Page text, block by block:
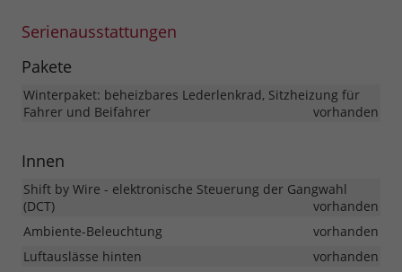
Serienausstattungen
Pakete
Winterpaket: beheizbares Lederlenkrad, Sitzheizung für
Fahrer und Beifahrer
vorhanden
Innen
Shift by Wire - elektronische Steuerung der Gangwahl
(DCT)
vorhanden
Ambiente-Beleuchtung
vorhanden
Luftauslässe hinten
vorhanden